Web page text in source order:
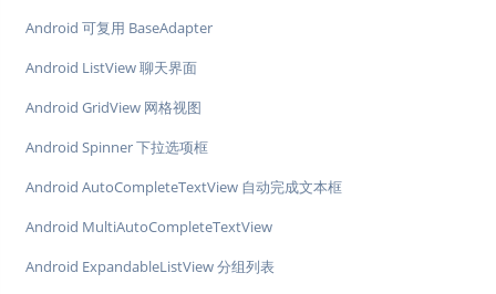
Android 可复用 BaseAdapter
Android ListView 聊天界面
Android GridView 网格视图
Android Spinner 下拉选项框
Android AutoCompleteTextView 自动完成文本框
Android MultiAutoCompleteTextView
Android ExpandableListView 分组列表